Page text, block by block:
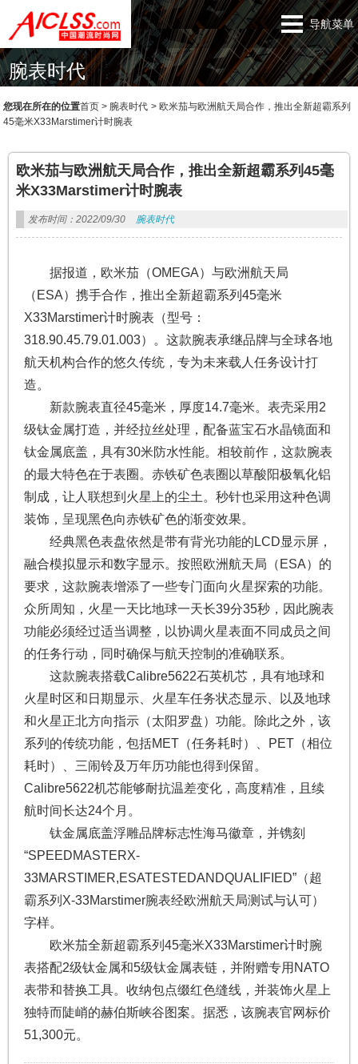
导航菜单
腕表时代
您现在所在的位置首页 > 腕表时代 > 欧米茄与欧洲航天局合作，推出全新超霸系列
45毫米X33Marstimer计时腕表
欧米茄与欧洲航天局合作，推出全新超霸系列45毫
米X33Marstimer计时腕表
发布时间：2022/09/30 腕表时代
据报道，欧米茄（OMEGA）与欧洲航天局
（ESA）携手合作，推出全新超霸系列45毫米
X33Marstimer计时腕表（型号：
318.90.45.79.01.003）。这款腕表承继品牌与全球各地
航天机构合作的悠久传统，专为未来载人任务设计打
造。
新款腕表直径45毫米，厚度14.7毫米。表壳采用2
级钛金属打造，并经拉丝处理，配备蓝宝石水晶镜面和
钛金属底盖，具有30米防水性能。相较前作，这款腕表
的最大特色在于表圈。赤铁矿色表圈以草酸阳极氧化铝
制成，让人联想到火星上的尘土。秒针也采用这种色调
装饰，呈现黑色向赤铁矿色的渐变效果。
经典黑色表盘依然是带有背光功能的LCD显示屏，
融合模拟显示和数字显示。按照欧洲航天局（ESA）的
要求，这款腕表增添了一些专门面向火星探索的功能。
众所周知，火星一天比地球一天长39分35秒，因此腕表
功能必须经过适当调整，以协调火星表面不同成员之间
的任务行动，同时确保与航天控制的准确联系。
这款腕表搭载Calibre5622石英机芯，具有地球和
火星时区和日期显示、火星车任务状态显示、以及地球
和火星正北方向指示（太阳罗盘）功能。除此之外，该
系列的传统功能，包括MET（任务耗时）、PET（相位
耗时）、三闹铃及万年历功能也得到保留。
Calibre5622机芯能够耐抗温差变化，高度精准，且续
航时间长达24个月。
钛金属底盖浮雕品牌标志性海马徽章，并镌刻
“SPEEDMASTERX-
33MARSTIMER,ESATESTEDANDQUALIFIED”（超
霸系列X-33Marstimer腕表经欧洲航天局测试与认可）
字样。
欧米茄全新超霸系列45毫米X33Marstimer计时腕
表搭配2级钛金属和5级钛金属表链，并附赠专用NATO
表带和替换工具。收纳包点缀红色缝线，并装饰火星上
独特而陡峭的赫伯斯峡谷图案。据悉，该腕表官网标价
51,300元。